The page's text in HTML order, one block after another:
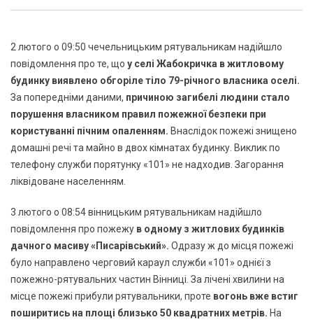
2 лютого о 09:50 чечельницьким рятувальникам надійшло
повідомлення про те, що у селі Жабокричка в житловому
будинку виявлено обгоріле тіло 79-річного власника оселі.
За попередніми даними, причиною загибелі людини стало
порушення власником правил пожежної безпеки при
користуванні пічним опаленням. Внаслідок пожежі знищено
домашні речі та майно в двох кімнатах будинку. Виклик по
телефону служби порятунку «101» не надходив. Загорання
ліквідоване населенням.
3 лютого о 08:54 вінницьким рятувальникам надійшло
повідомлення про пожежу в одному з житлових будинків
дачного масиву «Писарівський». Одразу ж до місця пожежі
було направлено черговий караул служби «101» однієї з
пожежно-рятувальних частин Вінниці. За лічені хвилини на
місце пожежі прибули рятувальники, проте вогонь вже встиг
поширитись на площі близько 50 квадратних метрів. На